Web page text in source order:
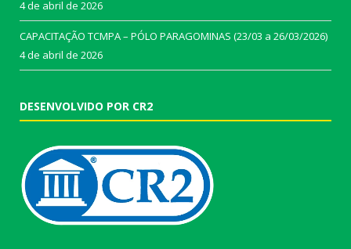
4 de abril de 2026
CAPACITAÇÃO TCMPA – PÓLO PARAGOMINAS (23/03 a 26/03/2026)
4 de abril de 2026
DESENVOLVIDO POR CR2